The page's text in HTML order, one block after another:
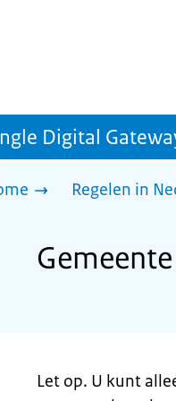
Digital
Regelen in
Let op. U kunt